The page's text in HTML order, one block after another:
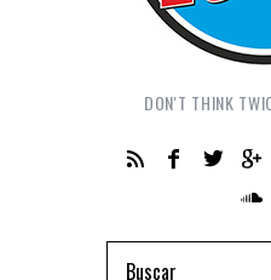
DON'T THINK